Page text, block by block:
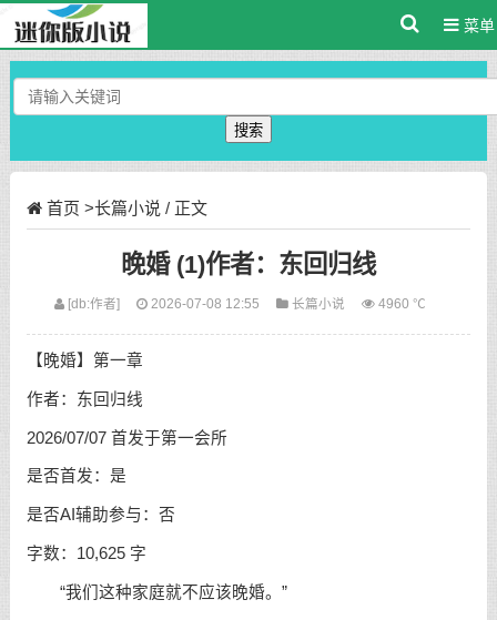
菜单
搜索
首页 >长篇小说 / 正文
晚婚 (1)作者：东回归线
[db:作者] 2026-07-08 12:55 长篇小说 4960 ℃
【晚婚】第一章
作者：东回归线
2026/07/07 首发于第一会所
是否首发：是
是否AI辅助参与：否
字数：10,625 字
“我们这种家庭就不应该晚婚。”